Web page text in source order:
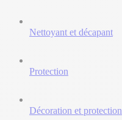
Nettoyant et décapant
Protection
Décoration et protection